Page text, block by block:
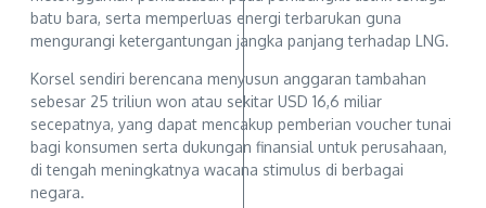
batu bara, serta memperluas energi terbarukan guna
mengurangi ketergantungan jangka panjang terhadap LNG.
Korsel sendiri berencana menyusun anggaran tambahan
sebesar 25 triliun won atau sekitar USD 16,6 miliar
secepatnya, yang dapat mencakup pemberian voucher tunai
bagi konsumen serta dukungan finansial untuk perusahaan,
di tengah meningkatnya wacana stimulus di berbagai
negara.